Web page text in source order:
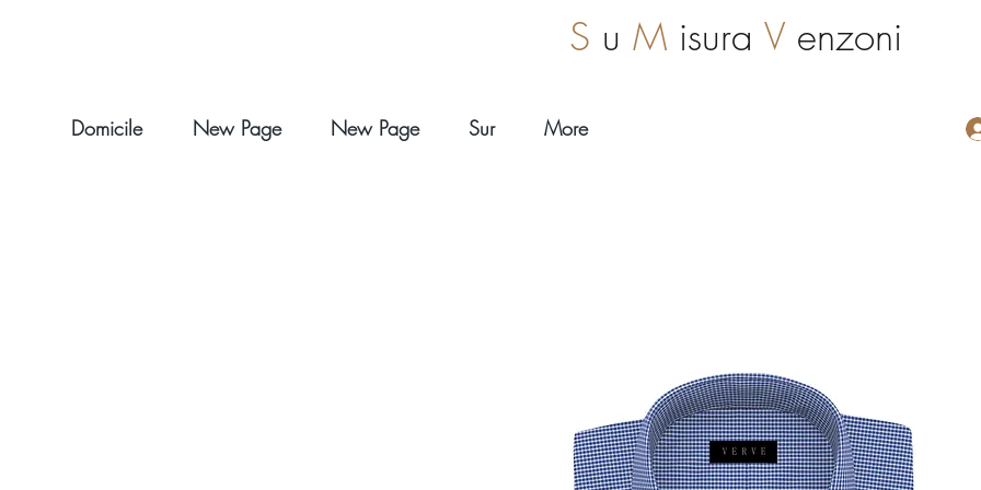
Domicile New Page New Page Sur More
S u M isura V enzoni